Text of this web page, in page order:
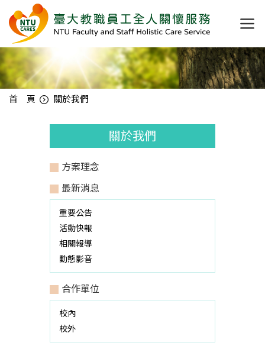
首 頁 關於我們
關於我們
方案理念
最新消息
重要公告
活動快報
相關報導
動態影音
合作單位
校內
校外